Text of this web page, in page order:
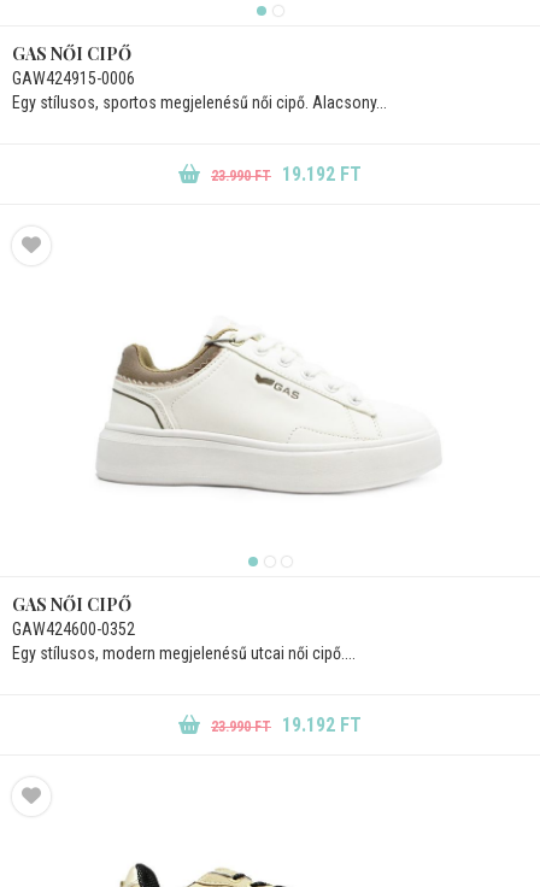
GAS NŐI CIPŐ
GAW424915-0006
Egy stílusos, sportos megjelenésű női cipő. Alacsony...
23.990 FT 19.192 FT
GAS NŐI CIPŐ
GAW424600-0352
Egy stílusos, modern megjelenésű utcai női cipő....
23.990 FT 19.192 FT